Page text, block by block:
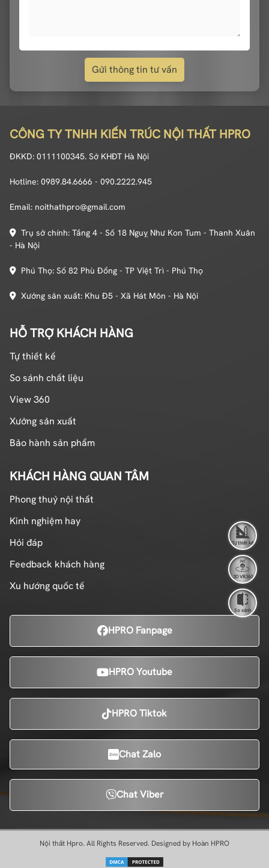
Gửi thông tin tư vấn
CÔNG TY TNHH KIẾN TRÚC NỘI THẤT HPRO
ĐKKD: 0111100345. Sở KHĐT Hà Nội
Hotline: 0989.84.6666 - 090.2222.945
Email: noithathpro@gmail.com
Trụ sở chính: Tầng 4 - Số 18 Nguỵ Như Kon Tum - Thanh Xuân
- Hà Nội
Phú Thọ: Số 82 Phù Đổng - TP Việt Trì - Phú Thọ
Xưởng sản xuất: Khu Đ5 - Xã Hát Môn - Hà Nội
HỖ TRỢ KHÁCH HÀNG
Tự thiết kế
So sánh chất liệu
View 360
Xưởng sản xuất
Bảo hành sản phẩm
KHÁCH HÀNG QUAN TÂM
Phong thuỷ nội thất
Kinh nghiệm hay
Hỏi đáp
Feedback khách hàng
Xu hướng quốc tế
HPRO Fanpage
HPRO Youtube
HPRO Tiktok
Chat Zalo
Chat Viber
Nội thất Hpro. All Rights Reserved. Designed by Hoàn HPRO
Tự thiết kế
3D VR360
So sánh